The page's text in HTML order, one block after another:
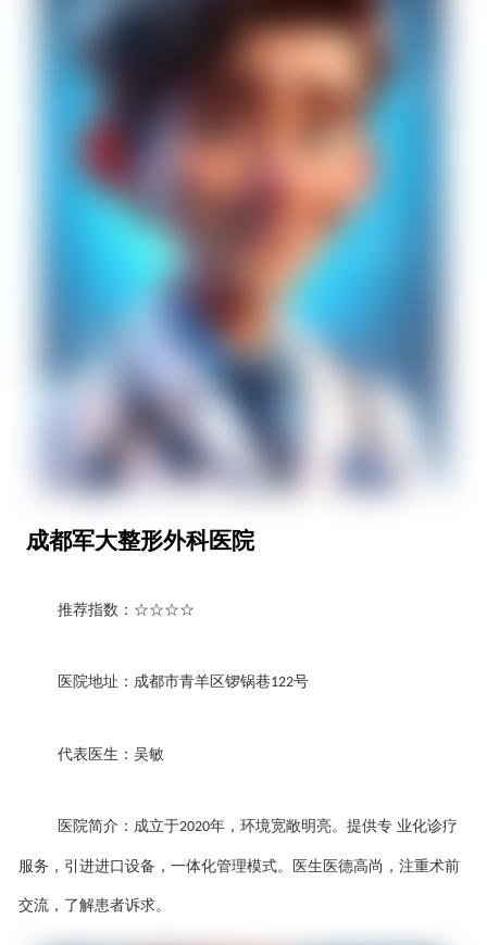
成都军大整形外科医院
推荐指数： ☆☆☆☆
医院地址：成都市青羊区锣锅巷122号
代表医生：吴敏
医院简介：成立于2020年，环境宽敞明亮。提供专 业化诊疗
服务，引进进口设备，一体化管理模式。医生医德高尚，注重术前
交流，了解患者诉求。